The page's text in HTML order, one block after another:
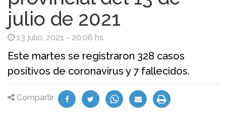
julio de 2021
13 julio, 2021 - 20:06 hs.
Este martes se registraron 328 casos
positivos de coronavirus y 7 fallecidos.
Compartir